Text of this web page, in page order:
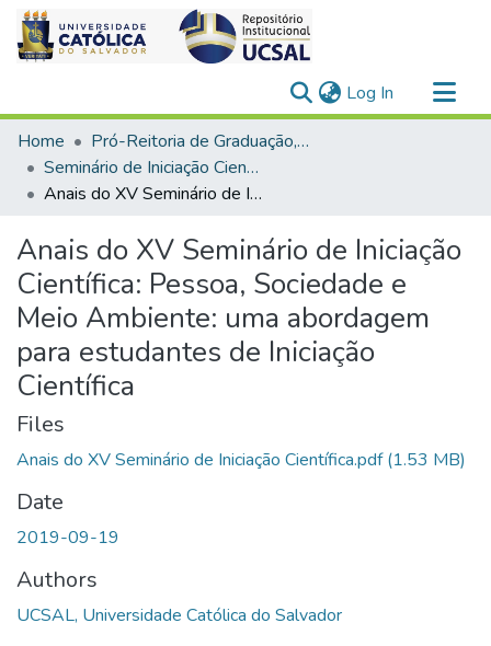
Log In (current)
Communities & Collections
All of DSpace
Statistics
Home
Pró-Reitoria de Graduação, Extensão e Ação Comunitária
Seminário de Iniciação Científica
Anais do XV Seminário de Iniciação Científica: Pessoa, Sociedade e Meio Ambiente: uma abordagem para estudantes de Iniciação Científica
Anais do XV Seminário de Iniciação
Científica: Pessoa, Sociedade e
Meio Ambiente: uma abordagem
para estudantes de Iniciação
Científica
Files
Anais do XV Seminário de Iniciação Científica.pdf(1.53 MB)
Date
2019-09-19
Authors
UCSAL, Universidade Católica do Salvador